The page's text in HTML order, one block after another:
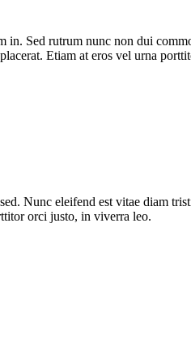
Sed rutrum nunc non dui
Etiam at eros vel urna
Nunc eleifend est vitae diam
orci justo, in viverra leo.